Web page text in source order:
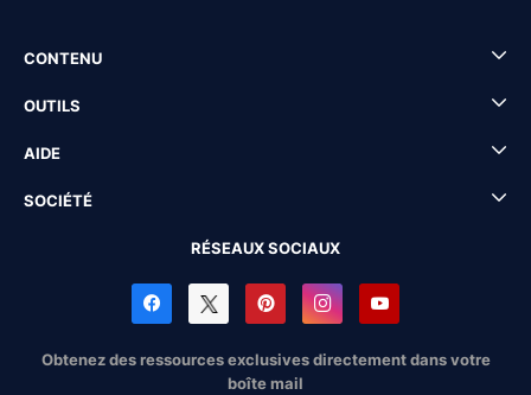
CONTENU
OUTILS
AIDE
SOCIÉTÉ
RÉSEAUX SOCIAUX
Obtenez des ressources exclusives directement dans votre
boîte mail